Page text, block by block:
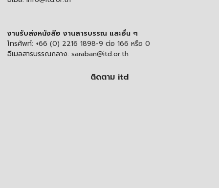
งานรับส่งหนังสือ งานสารบรรณ และอื่น ๆ
โทรศัพท์: +66 (0) 2216 1898-9 ต่อ 166 หรือ 0
อีเมลสารบรรณกลาง: saraban@itd.or.th
ติดตาม itd